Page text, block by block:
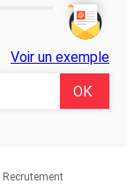
Voir un exemple
Recrutement